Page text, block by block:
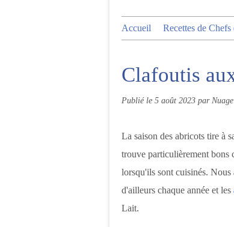
Accueil Recettes de
Clafoutis
Publié le 5 août 2023 par
La saison des abricots tire à
trouve particulièrement bons
lorsqu'ils sont cuisinés.
d'ailleurs chaque année et les
Lait.